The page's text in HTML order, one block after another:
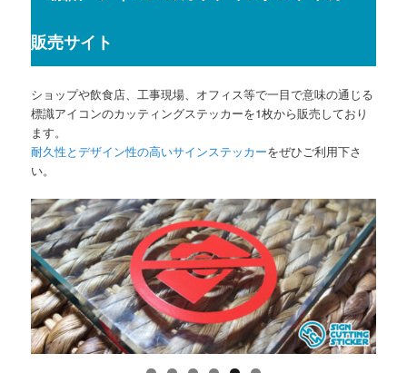
販売サイト
ショップや飲食店、工事現場、オフィス等で一目で意味の通じる
標識アイコンのカッティングステッカーを1枚から販売しており
ます。
耐久性とデザイン性の高いサインステッカーをぜひご利用下さ
い。